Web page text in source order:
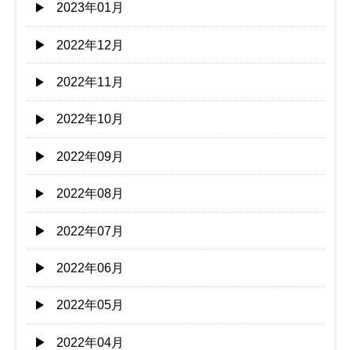
2023年01月
2022年12月
2022年11月
2022年10月
2022年09月
2022年08月
2022年07月
2022年06月
2022年05月
2022年04月